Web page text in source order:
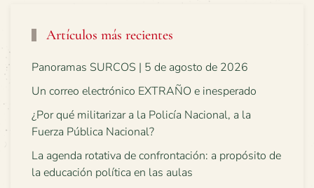
Artículos más recientes
Panoramas SURCOS | 5 de agosto de 2026
Un correo electrónico EXTRAÑO e inesperado
¿Por qué militarizar a la Policía Nacional, a la
Fuerza Pública Nacional?
La agenda rotativa de confrontación: a propósito de
la educación política en las aulas